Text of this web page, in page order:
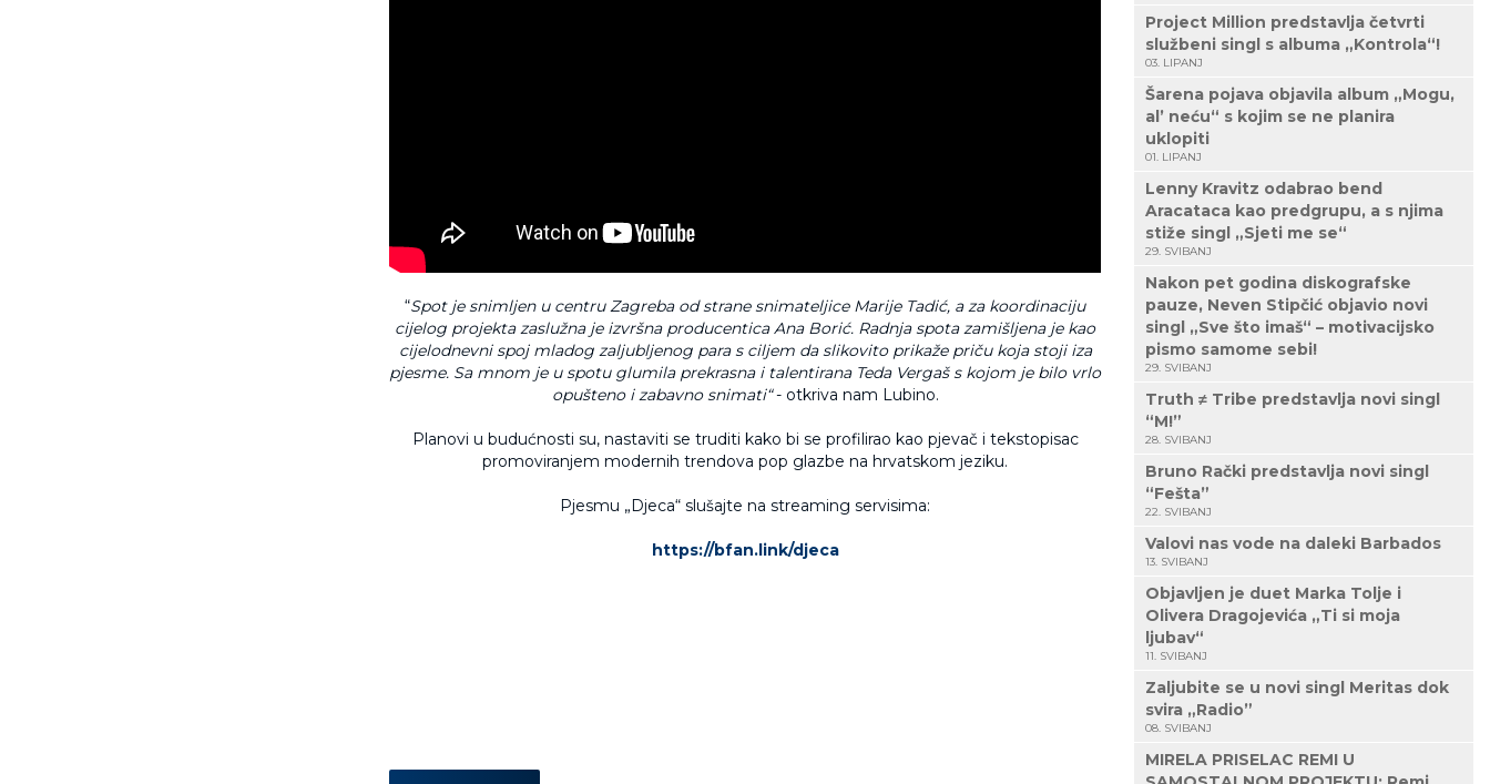
“Spot je snimljen u centru Zagreba od strane snimateljice Marije Tadić, a za koordinaciju
cijelog projekta zaslužna je izvršna producentica Ana Borić. Radnja spota zamišljena je kao
cijelodnevni spoj mladog zaljubljenog para s ciljem da slikovito prikaže priču koja stoji iza
pjesme. Sa mnom je u spotu glumila prekrasna i talentirana Teda Vergaš s kojom je bilo vrlo
opušteno i zabavno snimati“- otkriva nam Lubino.
Planovi u budućnosti su, nastaviti se truditi kako bi se profilirao kao pjevač i tekstopisac
promoviranjem modernih trendova pop glazbe na hrvatskom jeziku.
Pjesmu „Djeca“ slušajte na streaming servisima:
https://bfan.link/djeca
Project Million predstavlja četvrti
službeni singl s albuma „Kontrola“!
03. LIPANJ
Šarena pojava objavila album „Mogu,
al’ neću“ s kojim se ne planira
uklopiti
01. LIPANJ
Lenny Kravitz odabrao bend
Aracataca kao predgrupu, a s njima
stiže singl „Sjeti me se“
29. SVIBANJ
Nakon pet godina diskografske
pauze, Neven Stipčić objavio novi
singl „Sve što imaš“ – motivacijsko
pismo samome sebi!
29. SVIBANJ
Truth ≠ Tribe predstavlja novi singl
“M!”
28. SVIBANJ
Bruno Rački predstavlja novi singl
“Fešta”
22. SVIBANJ
Valovi nas vode na daleki Barbados
13. SVIBANJ
Objavljen je duet Marka Tolje i
Olivera Dragojevića „Ti si moja
ljubav“
11. SVIBANJ
Zaljubite se u novi singl Meritas dok
svira „Radio”
08. SVIBANJ
MIRELA PRISELAC REMI U